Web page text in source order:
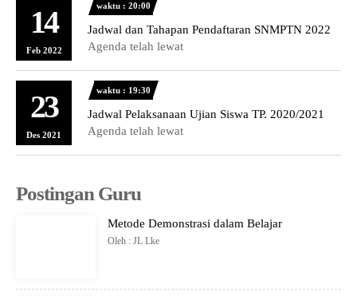
14
Feb 2022
waktu : 20:00
Jadwal dan Tahapan Pendaftaran SNMPTN 2022
Agenda telah lewat
23
Des 2021
waktu : 19:30
Jadwal Pelaksanaan Ujian Siswa TP. 2020/2021
Agenda telah lewat
Postingan Guru
Metode Demonstrasi dalam Belajar
Oleh : JL Lke